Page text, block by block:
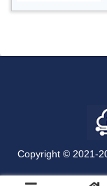
Copyright © 2021-